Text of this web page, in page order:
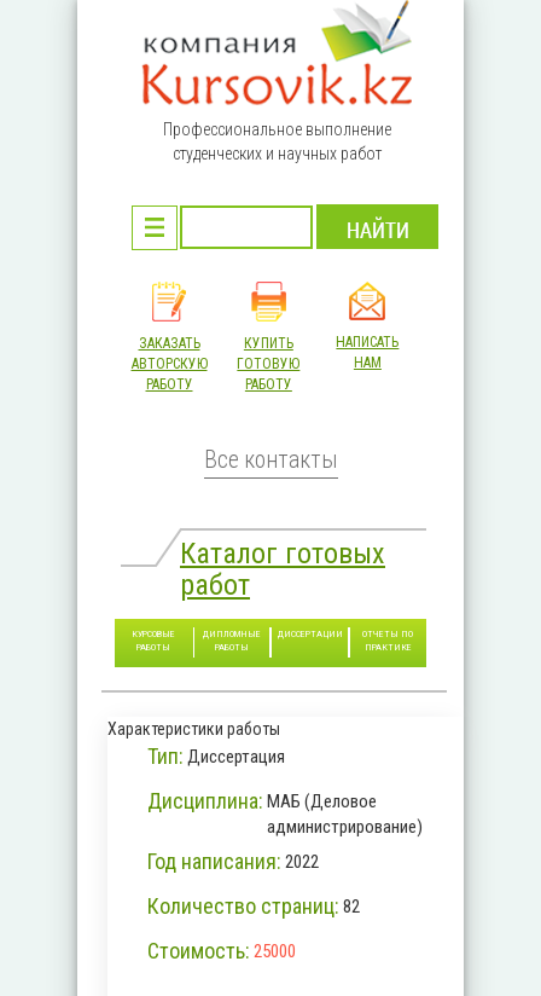
Профессиональное выполнение
студенческих и научных работ
ЗАКАЗАТЬ
АВТОРСКУЮ
РАБОТУ
КУПИТЬ
ГОТОВУЮ
РАБОТУ
НАПИСАТЬ
НАМ
Все контакты
Каталог готовых
работ
КУРСОВЫЕ
РАБОТЫ
ДИПЛОМНЫЕ
РАБОТЫ
ДИССЕРТАЦИИ
ОТЧЕТЫ ПО
ПРАКТИКЕ
Характеристики работы
Тип: Диссертация
Дисциплина: МАБ (Деловое
администрирование)
Год написания: 2022
Количество страниц: 82
Стоимость: 25000